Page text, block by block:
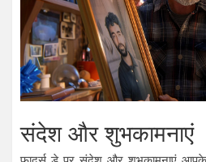
संदेश और शुभकामनाएं